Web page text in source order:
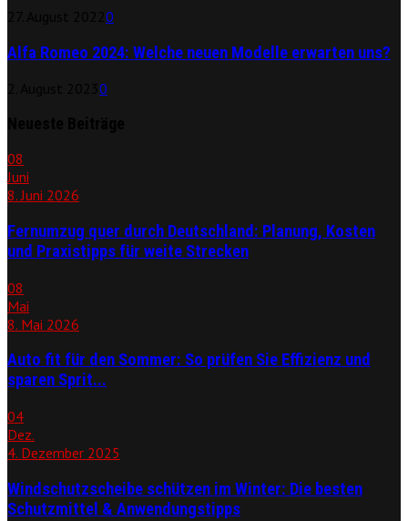
0
Alfa Romeo 2024: Welche neuen Modelle erwarten uns?
0
08
Juni
8. Juni 2026
Fernumzug quer durch Deutschland: Planung, Kosten
und Praxistipps für weite Strecken
08
Mai
8. Mai 2026
Auto fit für den Sommer: So prüfen Sie Effizienz und
sparen Sprit...
04
Dez.
4. Dezember 2025
Windschutzscheibe schützen im Winter: Die besten
Schutzmittel & Anwendungstipps